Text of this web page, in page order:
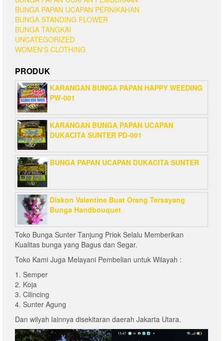
BUNGA PAPAN UCAPAN PERNIKAHAN
BUNGA STANDING FLOWER
BUNGA TANGKAI
UNCATEGORIZED
WOMEN'S CLOTHING
PRODUK
KARANGAN BUNGA PAPAN HAPPY WEEDING
PW-001
KARANGAN BUNGA PAPAN UCAPAN
DUKACITA SUNTER PD-001
BUNGA PAPAN UCAPAN DUKACITA SUNTER
Diskon Valentine Buat Orang Tersayang
Bunga Handbouquet
Toko Bunga Sunter Tanjung Priok Selalu Memberikan
Kualitas bunga yang Bagus dan Segar.
Toko Kami Juga Melayani Pembelian untuk Wilayah :
1. Semper
2. Koja
3. Cilincing
4. Sunter Agung
Dan wilyah lainnya disekitaran daerah Jakarta Utara.